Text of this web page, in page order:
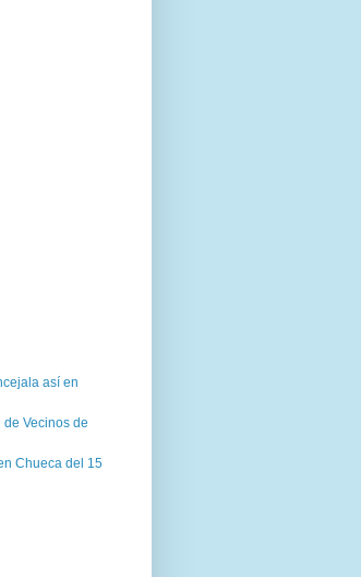
así en
Vecinos de
Chueca del 15